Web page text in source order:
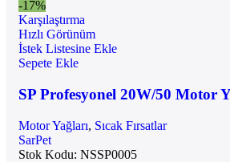
-17%
Karşılaştırma
Hızlı Görünüm
İstek Listesine Ekle
Sepete Ekle
SP Profesyonel 20W/50 Motor
Motor Yağları, Sıcak Fırsatlar
SarPet
Stok Kodu: NSSP0005